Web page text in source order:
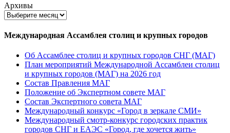
Архивы
Международная Ассамблея столиц и крупных городов
Об Ассамблее столиц и крупных городов СНГ (МАГ)
План мероприятий Международной Ассамблеи столиц
и крупных городов (МАГ) на 2026 год
Состав Правления МАГ
Положение об Экспертном совете МАГ
Состав Экспертного совета МАГ
Международный конкурс «Город в зеркале СМИ»
Международный смотр-конкурс городских практик
городов СНГ и ЕАЭС «Город, где хочется жить»